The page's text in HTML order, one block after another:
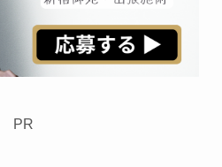
PR